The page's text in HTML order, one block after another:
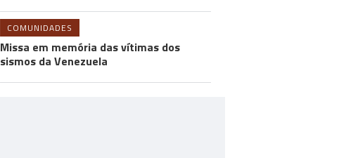
COMUNIDADES
Missa em memória das vítimas dos
sismos da Venezuela